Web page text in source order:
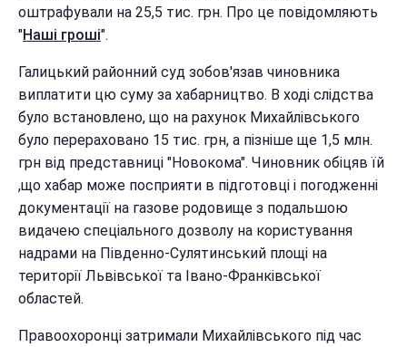
оштрафували на 25,5 тис. грн. Про це повідомляють
"Наші гроші".
Галицький районний суд зобов'язав чиновника
виплатити цю суму за хабарництво. В ході слідства
було встановлено, що на рахунок Михайлівського
було перераховано 15 тис. грн, а пізніше ще 1,5 млн.
грн від представниці "Новокома". Чиновник обіцяв їй
,що хабар може посприяти в підготовці і погодженні
документації на газове родовище з подальшою
видачею спеціального дозволу на користування
надрами на Південно-Сулятинський площі на
території Львівської та Івано-Франківської
областей.
Правоохоронці затримали Михайлівського під час